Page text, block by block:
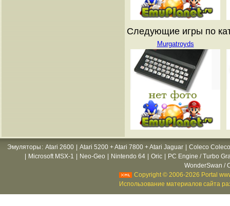
Следующие игры по
Murgatroyds
Эмуляторы : Atari 2600 Atari 5200 + Atari 7800 + Atari Jaguar
Coleco
Microsoft MSX-1 Neo-Geo Nintendo 64 Oric
PC Engine / Turbo
WonderSwan /
Copyright © 2006-2026 Portal
Использование материалов сайта